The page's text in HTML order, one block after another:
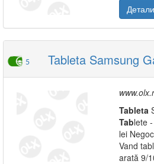
5 Tableta Samsung
Tableta
Tablete
lei
Vand
arată 9/